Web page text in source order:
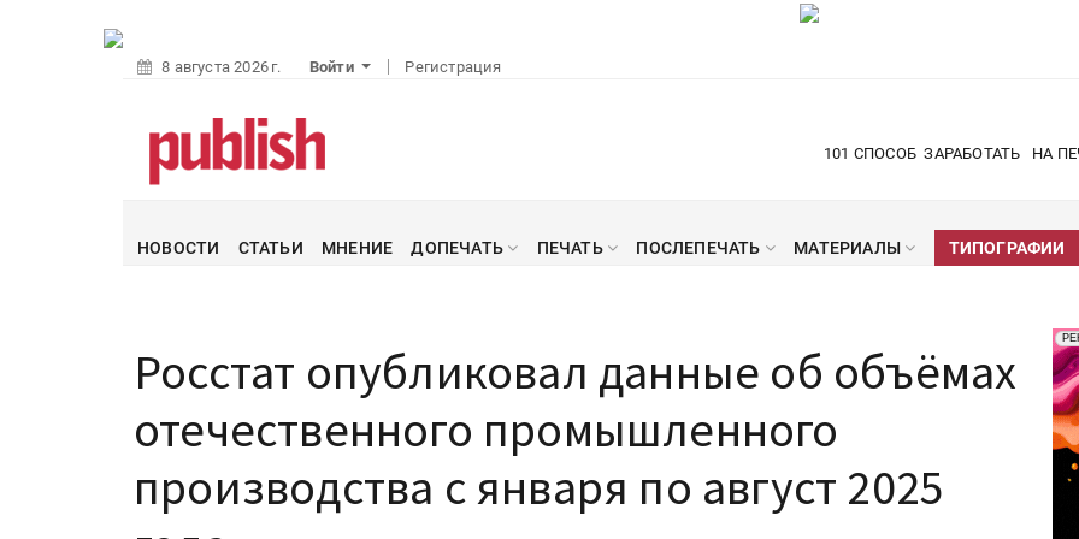
8 августа 2026 г. Войти Регистрация
101 СПОСОБ ЗАРАБОТАТЬ НА
НОВОСТИ СТАТЬИ МНЕНИЕ ДОПЕЧАТЬ ПЕЧАТЬ ПОСЛЕПЕЧАТЬ МАТЕРИАЛЫ ТИПОГРАФИИ
Росстат опубликовал данные об объёмах
отечественного промышленного
производства с января по август 2025